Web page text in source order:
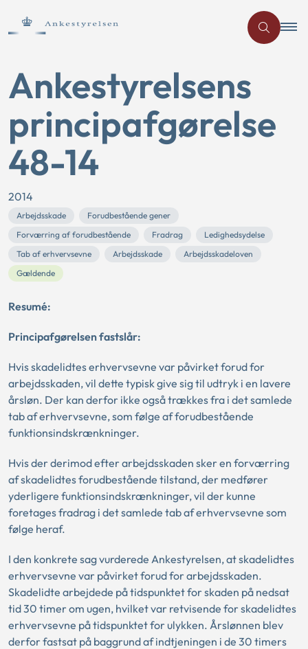
Ankestyrelsens
principafgørelse
48-14
2014
Arbejdsskade
Forudbestående gener
Forværring af forudbestående
Fradrag
Ledighedsydelse
Tab af erhvervsevne
Arbejdsskade
Arbejdsskadeloven
Gældende
Resumé:
Principafgørelsen fastslår:
Hvis skadelidtes erhvervsevne var påvirket forud for
arbejdsskaden, vil dette typisk give sig til udtryk i en lavere
årsløn. Der kan derfor ikke også trækkes fra i det samlede
tab af erhvervsevne, som følge af forudbestående
funktionsindskrænkninger.
Hvis der derimod efter arbejdsskaden sker en forværring
af skadelidtes forudbestående tilstand, der medfører
yderligere funktionsindskrænkninger, vil der kunne
foretages fradrag i det samlede tab af erhvervsevne som
følge heraf.
I den konkrete sag vurderede Ankestyrelsen, at skadelidtes
erhvervsevne var påvirket forud for arbejdsskaden.
Skadelidte arbejdede på tidspunktet for skaden på nedsat
tid 30 timer om ugen, hvilket var retvisende for skadelidtes
erhvervsevne på tidspunktet for ulykken. Årslønnen blev
derfor fastsat på baggrund af indtjeningen i de 30 timers